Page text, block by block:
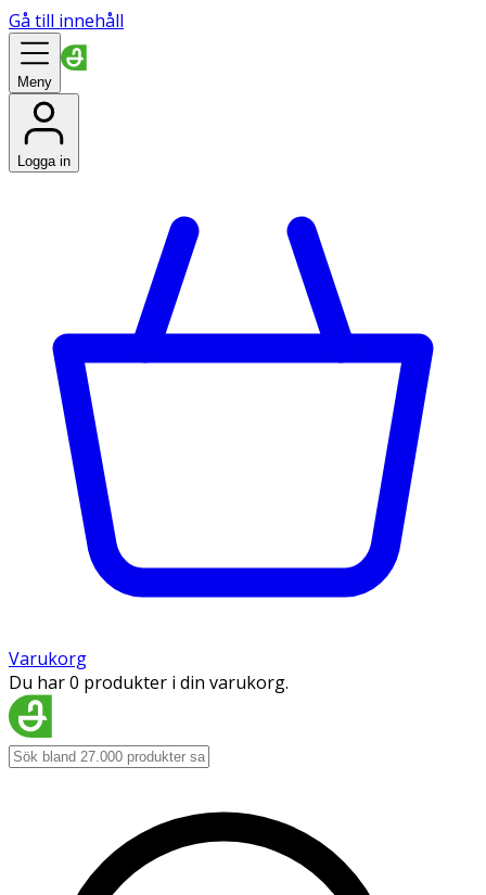
Gå till innehåll
Meny
Logga in
Varukorg
Du har 0 produkter i din varukorg.